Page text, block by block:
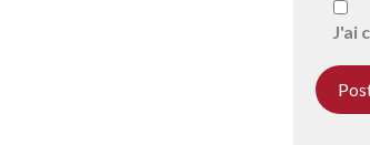
J'ai